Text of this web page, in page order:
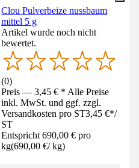
Clou Pulverbeize nussbaum
mittel 5 g
Artikel wurde noch nicht
bewertet.
(0)
Preis — 3,45 € * Alle Preise
inkl. MwSt. und ggf. zzgl.
Versandkosten pro ST3,45 €*/
ST
Entspricht 690,00 € pro
kg(690,00 €/ kg)